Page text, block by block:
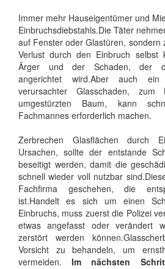
Immer mehr Hauseigentümer und
Einbruchsdiebstahls.Die Täter
auf Fenster oder Glastüren, sondern
Verlust durch den Einbruch selbst
Ärger und der Schaden, der
angerichtet wird.Aber auch
verursachter Glasschaden,
umgestürzten Baum, kann
Fachmannes erforderlich machen.
Zerbrechen Glasflächen durch
Ursachen, sollte der entstande
beseitigt werden, damit die
schnell wieder voll nutzbar
Fachfirma geschehen, die
ist.Handelt es sich um einen
Einbruchs, muss zuerst die Polizei
etwas angefasst oder verändert
zerstört werden
Vorsicht zu behandeln, um
vermeiden. Im nächsten